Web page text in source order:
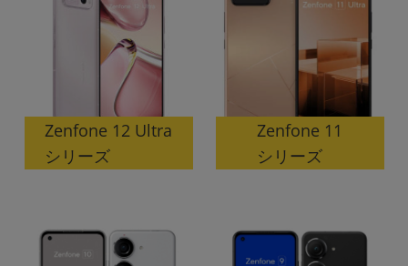
Zenfone 12 Ultra
シリーズ
Zenfone 11
シリーズ
商品ジャンルの絞り込み
「スマートフォン」「タブレット」など
商品シリーズ名・ブランド名の絞り込み。
「iPhone」「Xperia」「Galaxy」など
メーカー
製造、販売メーカーの絞り込み
「Apple」「SONY」「SHARP」など
ドライブ